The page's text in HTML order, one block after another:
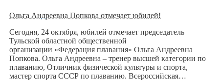
Ольга Андреевна Попкова отмечает юбилей!
Сегодня, 24 октября, юбилей отмечает председатель
Тульской областной общественной
организации «Федерация плавания» Ольга Андреевна
Попкова. Ольга Андреевна – тренер высшей категории по
плаванию, Отличник физической культуры и спорта,
мастер спорта СССР по плаванию. Всероссийская…